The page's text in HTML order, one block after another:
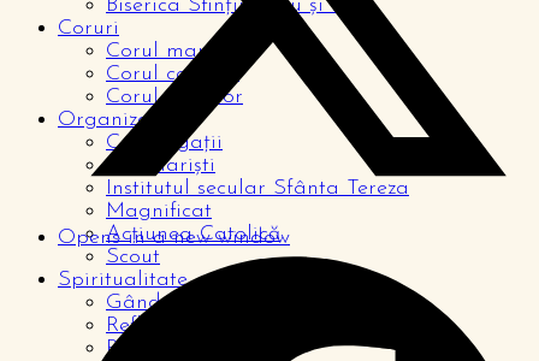
Biserica Sfinții Petru și Paul
Coruri
Corul mare
Corul copiilor
Corul tinerilor
Organizații
Congregații
Seminariști
Institutul secular Sfânta Tereza
Magnificat
Acțiunea Catolică
Scout
Spiritualitate
Gândul zilei
Reflecții
Rugăciuni
Opens in a new window